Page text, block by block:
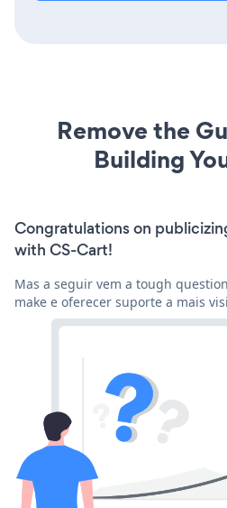
Remove the
Building
Congratulations on
with CS-Cart!
Mas a seguir vem a tough
make e oferecer suporte a mais